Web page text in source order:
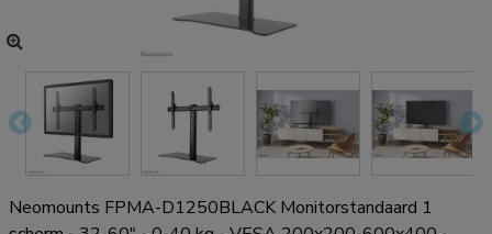
Neomounts FPMA-D1250BLACK Monitorstandaard 1